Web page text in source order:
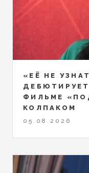
«ЕЁ НЕ
ФИЛЬМЕ
КОЛПАКОМ
05.08.2026